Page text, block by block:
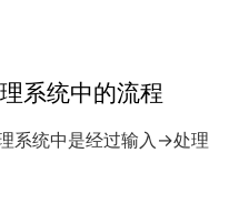
系统中的流程
系统中是经过输入→处理